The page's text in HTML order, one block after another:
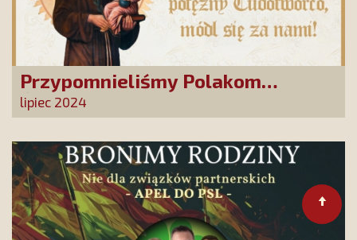
Przypomnieliśmy Polakom
Świętego Antoniego!
lipiec 2024